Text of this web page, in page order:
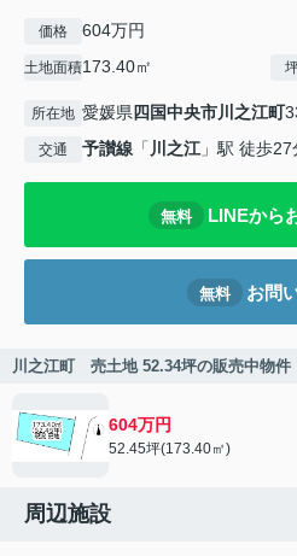
価格 604万円
土地面積173.40㎡
所在地 愛媛県四国中央市川之江町
交通 予讃線 「 川之江」駅 徒歩27
無料 LINEから
無料 お問
川之江町 売土地 52.34坪の販売中物件
604万円
52.45坪(173.40㎡)
周辺施設